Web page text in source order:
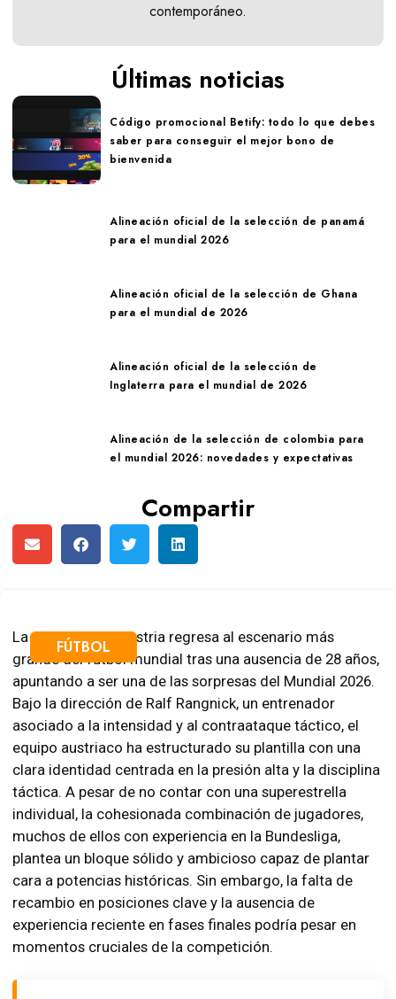
FÚTBOL
La selección de Austria regresa al escenario más
grande del fútbol mundial tras una ausencia de 28 años,
apuntando a ser una de las sorpresas del Mundial 2026.
Bajo la dirección de Ralf Rangnick, un entrenador
asociado a la intensidad y al contraataque táctico, el
equipo austriaco ha estructurado su plantilla con una
clara identidad centrada en la presión alta y la disciplina
táctica. A pesar de no contar con una superestrella
individual, la cohesionada combinación de jugadores,
muchos de ellos con experiencia en la Bundesliga,
plantea un bloque sólido y ambicioso capaz de plantar
cara a potencias históricas. Sin embargo, la falta de
recambio en posiciones clave y la ausencia de
experiencia reciente en fases finales podría pesar en
momentos cruciales de la competición.
contemporáneo.
Últimas noticias
Código promocional Betify: todo lo que debes
saber para conseguir el mejor bono de
bienvenida
Alineación oficial de la selección de panamá
para el mundial 2026
Alineación oficial de la selección de Ghana
para el mundial de 2026
Alineación oficial de la selección de
Inglaterra para el mundial de 2026
Alineación de la selección de colombia para
el mundial 2026: novedades y expectativas
Compartir